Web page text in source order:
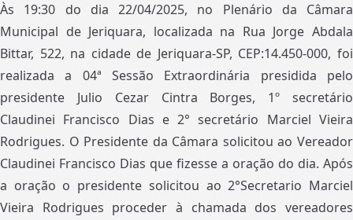
Às 19:30 do dia 22/04/2025, no Plenário da Câmara
Municipal de Jeriquara, localizada na Rua Jorge Abdala
Bittar, 522, na cidade de Jeriquara-SP, CEP:14.450-000, foi
realizada a 04ª Sessão Extraordinária presidida pelo
presidente Julio Cezar Cintra Borges, 1º secretário
Claudinei Francisco Dias e 2° secretário Marciel Vieira
Rodrigues. O Presidente da Câmara solicitou ao Vereador
Claudinei Francisco Dias que fizesse a oração do dia. Após
a oração o presidente solicitou ao 2°Secretario Marciel
Vieira Rodrigues proceder à chamada dos vereadores